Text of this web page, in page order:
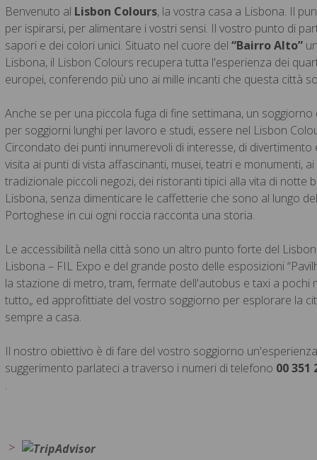
Benvenuto al Lisbon Colours, la vostra casa a Lisbona. Il
per ispirarsi, per alimentare i vostri sensi. Il vostro punto di
sapori e dei colori unici. Situato nel cuore del “Bairro Alto”
Lisbona, il Lisbon Colours recupera tutta l'esperienza dei
europei, conferendo più uno ai mille incanti che questa città
Anche se per una piccola fuga di fine settimana, un
per soggiorni lunghi per lavoro e studi, essere nel Lisbon
Circondato dei punti innumerevoli di interesse, di
visita ai punti di vista affascinanti, musei, teatri e monumenti,
tradizionale piccoli negozi, dei ristoranti tipici alla vita di notte
Lisbona, senza dimenticare le caffetterie che sono al lungo
Portoghese in cui ogni roccia racconta una storia.
Le accessibilità nella città sono un altro punto forte del
Lisbona – FIL Expo e del grande posto delle esposizioni
la stazione di metro, tram, fermate dell'autobus e taxi a
tutto„ ed approfittiate del vostro soggiorno per esplorare la
sempre a casa.
Il nostro obiettivo è di fare del vostro soggiorno
suggerimento parlateci a traverso i numeri di telefono 00 351
.